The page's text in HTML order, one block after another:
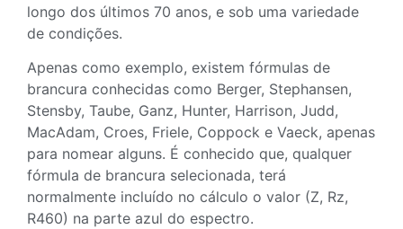
longo dos últimos 70 anos, e sob uma variedade
de condições.
Apenas como exemplo, existem fórmulas de
brancura conhecidas como Berger, Stephansen,
Stensby, Taube, Ganz, Hunter, Harrison, Judd,
MacAdam, Croes, Friele, Coppock e Vaeck, apenas
para nomear alguns. É conhecido que, qualquer
fórmula de brancura selecionada, terá
normalmente incluído no cálculo o valor (Z, Rz,
R460) na parte azul do espectro.